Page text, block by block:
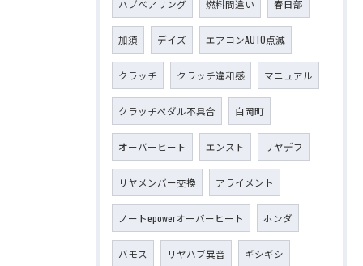
ハブベアリング 燃料間違い 春日部
加須 デイズ エアコンAUTO点滅
クラッチ クラッチ違和感 マニュアル
クラッチペダル不具合 白岡町
オーバーヒート エンスト リヤデフ
リヤメンバー交換 アライメント
ノートepowerオーバーヒート ホンダ
バモス リヤハブ異音 ギシギシ